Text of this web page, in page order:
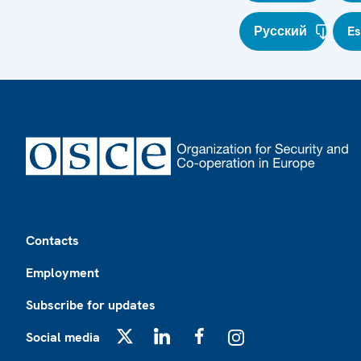
Русский
Contacts
Employment
Subscribe for updates
Social media